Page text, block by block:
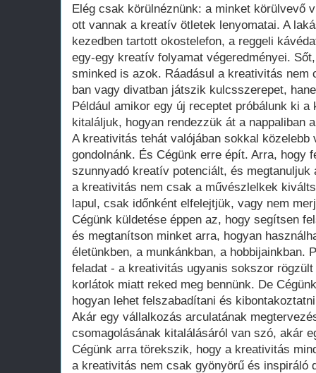
Elég csak körülnéznünk: a minket körülvevő
ott vannak a kreatív ötletek lenyomatai. A
kezedben tartott okostelefon, a reggeli
egy-egy kreatív folyamat végeredményei.
sminked is azok. Ráadásul a kreativitás nem
ban vagy divatban játszik kulcsszerepet,
Például amikor egy új receptet próbálunk ki a
kitaláljuk, hogyan rendezzük át a nappaliban
A kreativitás tehát valójában sokkal közelebb
gondolnánk. És Cégünk erre épít. Arra, hogy
szunnyadó kreatív potenciált, és
a kreativitás nem csak a művészlelkek
lapul, csak időnként elfelejtjük, vagy nem
Cégünk küldetése éppen az, hogy segítsen
és megtanítson minket arra, hogyan
életünkben, a munkánkban, a hobbijainkban.
feladat - a kreativitás ugyanis sokszor
korlátok miatt reked meg bennünk. De
hogyan lehet felszabadítani és
Akár egy vállalkozás arculatának
csomagolásának kitalálásáról van szó, akár
Cégünk arra törekszik, hogy a kreativitás
a kreativitás nem csak gyönyörű és inspiráló